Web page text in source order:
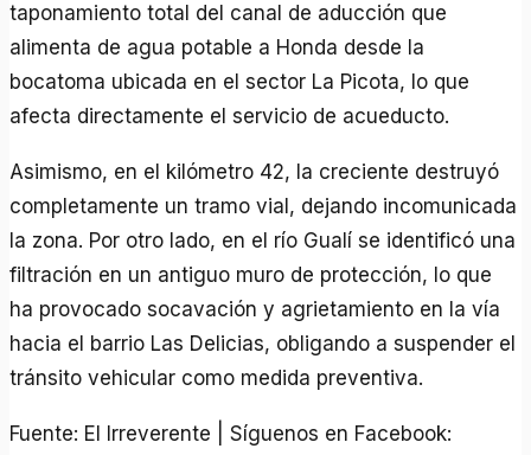
taponamiento total del canal de aducción que
alimenta de agua potable a Honda desde la
bocatoma ubicada en el sector La Picota, lo que
afecta directamente el servicio de acueducto.
Asimismo, en el kilómetro 42, la creciente destruyó
completamente un tramo vial, dejando incomunicada
la zona. Por otro lado, en el río Gualí se identificó una
filtración en un antiguo muro de protección, lo que
ha provocado socavación y agrietamiento en la vía
hacia el barrio Las Delicias, obligando a suspender el
tránsito vehicular como medida preventiva.
Fuente: El Irreverente | Síguenos en Facebook: